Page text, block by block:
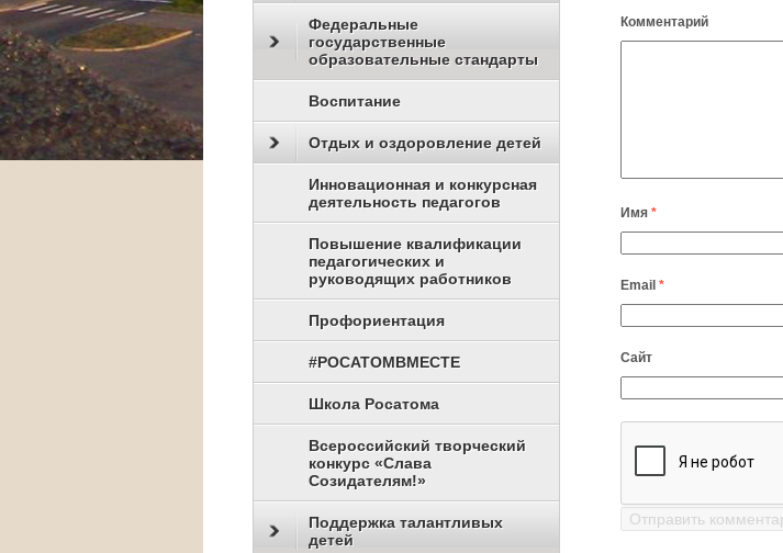
Комментарий
Имя *
Email *
Сайт
Федеральные
государственные
образовательные стандарты
Воспитание
Отдых и оздоровление детей
Инновационная и конкурсная
деятельность педагогов
Повышение квалификации
педагогических и
руководящих работников
Профориентация
#РОСАТОМВМЕСТЕ
Школа Росатома
Всероссийский творческий
конкурс «Слава
Созидателям!»
Поддержка талантливых
детей